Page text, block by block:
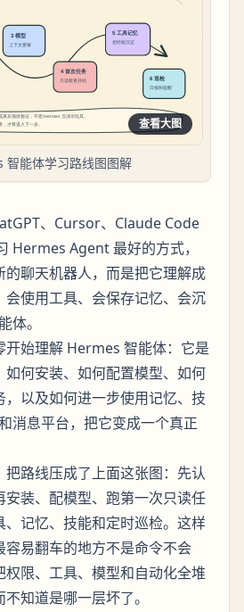
查看大图
智能体学习路线图图解
、Cursor、Claude Code
Hermes Agent 最好的方式，
的聊天机器人，而是把它理解成
会使用工具、会保存记忆、会沉
体。
开始理解 Hermes 智能体：它是
如何安装、如何配置模型、如何
，以及如何进一步使用记忆、技
消息平台，把它变成一个真正
路线压成了上面这张图：先认
安装、配模型、跑第一次只读任
、记忆、技能和定时巡检。这样
容易翻车的地方不是命令不会
限、工具、模型和自动化全堆
知道是哪一层坏了。